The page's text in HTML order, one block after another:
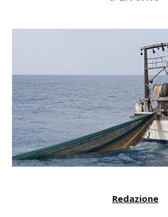
Redazione